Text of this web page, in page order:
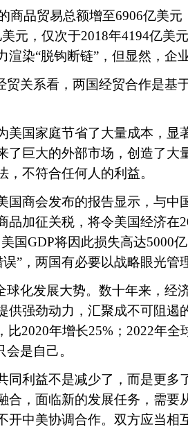
品贸易总额增至6906亿美元
元，仅次于2018年4194亿美
染“脱钩断链”，但显然，企
关系看，两国经贸合作是基
国家庭节省了大量成本，显
了巨大的外部市场，创造了大
不符合任何人的利益。
会发布的报告显示，与中国
加征关税，将令美国经济在
国GDP将因此损失高达5000
”，两国有必要以战略眼光管
发展大势。数十年来，经济
强劲动力，汇聚成不可阻遏
2020年增长25%；2022年
是自己。
利益不是减少了，而是更多
，面临新的发展任务，需要
中美协调合作。双方应当相